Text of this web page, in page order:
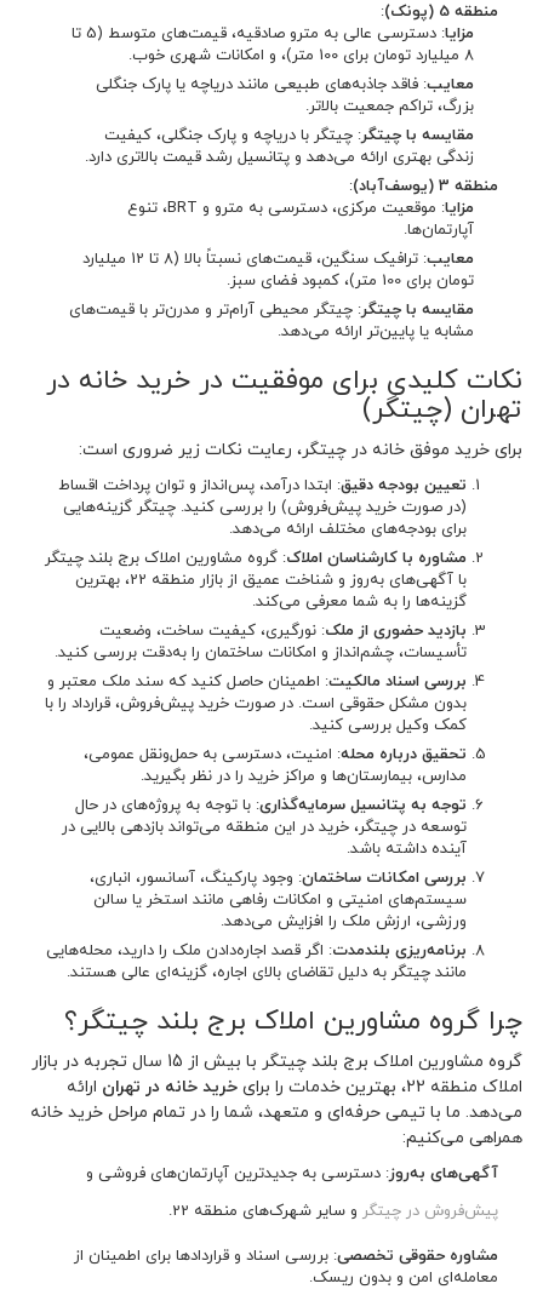
منطقه 5 (پونک)
:
مزایا
: دسترسی عالی به مترو صادقیه، قیمت‌های متوسط (5 تا
معایب: فاقد جاذبه‌های طبیعی مانند دریاچه یا پارک جنگلی
بزرگ، تراکم جمعیت بالاتر.
مقایسه با چیتگر: چیتگر با دریاچه و پارک جنگلی، کیفیت
زندگی بهتری ارائه می‌دهد و پتانسیل رشد قیمت بالاتری دارد.
منطقه 3 (یوسف‌آباد)
:
مزایا
: موقعیت مرکزی، دسترسی به مترو و BRT، تنوع
آپارتمان‌ها.
معایب
: ترافیک سنگین، قیمت‌های نسبتاً بالا (8 تا 12 میلیارد
تومان برای 100 متر)، کمبود فضای سبز.
مقایسه با چیتگر: چیتگر محیطی آرام‌تر و مدرن‌تر با قیمت‌های
مشابه یا پایین‌تر ارائه می‌دهد.
نکات کلیدی برای موفقیت در خرید خانه در
تهران (چیتگر)
برای خرید موفق خانه در چیتگر، رعایت نکات زیر ضروری است:
تعیین بودجه دقیق: ابتدا درآمد، پس‌انداز و توان پرداخت اقساط
(در صورت خرید پیش‌فروش) را بررسی کنید. چیتگر گزینه‌هایی
برای بودجه‌های مختلف ارائه می‌دهد.
مشاوره با کارشناسان املاک: گروه مشاورین املاک برج بلند چیتگر
با آگهی‌های به‌روز و شناخت عمیق از بازار منطقه 22، بهترین
گزینه‌ها را به شما معرفی می‌کند.
بازدید حضوری از ملک: نورگیری، کیفیت ساخت، وضعیت
تأسیسات، چشم‌انداز و امکانات ساختمان را به‌دقت بررسی کنید.
بررسی اسناد مالکیت: اطمینان حاصل کنید که سند ملک معتبر و
بدون مشکل حقوقی است. در صورت خرید پیش‌فروش، قرارداد را با
کمک وکیل بررسی کنید.
تحقیق درباره محله: امنیت، دسترسی به حمل‌ونقل عمومی،
مدارس، بیمارستان‌ها و مراکز خرید را در نظر بگیرید.
توجه به پتانسیل سرمایه‌گذاری: با توجه به پروژه‌های در حال
توسعه در چیتگر، خرید در این منطقه می‌تواند بازدهی بالایی در
آینده داشته باشد.
بررسی امکانات ساختمان: وجود پارکینگ، آسانسور، انباری،
سیستم‌های امنیتی و امکانات رفاهی مانند استخر یا سالن
ورزشی، ارزش ملک را افزایش می‌دهد.
برنامه‌ریزی بلندمدت: اگر قصد اجاره‌دادن ملک را دارید، محله‌هایی
مانند چیتگر به دلیل تقاضای بالای اجاره، گزینه‌ای عالی هستند.
چرا گروه مشاورین املاک برج بلند چیتگر؟
گروه مشاورین املاک برج بلند چیتگر با بیش از 15 سال تجربه در بازار
املاک منطقه 22، بهترین خدمات را برای
خرید خانه در تهرانارائه
می‌دهد. ما با تیمی حرفه‌ای و متعهد، شما را در تمام مراحل خرید خانه
همراهی می‌کنیم:
آگهی‌های به‌روز: دسترسی به جدیدترین آپارتمان‌های فروشی و
پیش‌فروش در چیتگرو سایر شهرک‌های منطقه 22.
مشاوره حقوقی تخصصی: بررسی اسناد و قراردادها برای اطمینان از
معامله‌ای امن و بدون ریسک.